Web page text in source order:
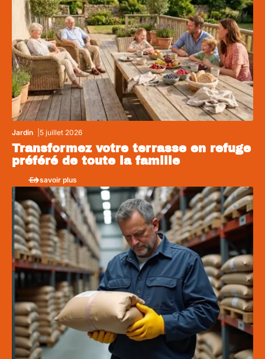
Jardin 5 juillet 2026
Transformez votre terrasse en refuge
préféré de toute la famille
En savoir plus